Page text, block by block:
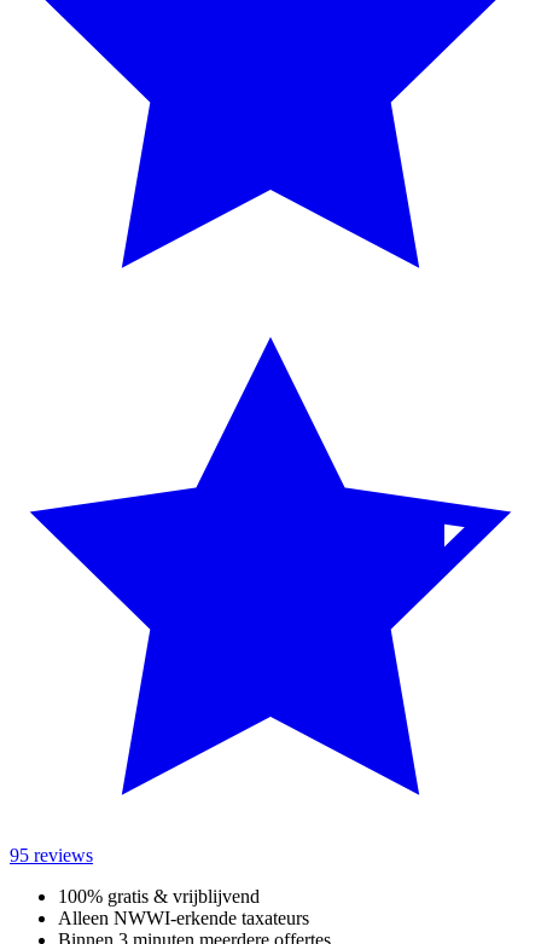
95 reviews
100% gratis & vrijblijvend
Alleen NWWI-erkende taxateurs
Binnen 3 minuten meerdere offertes